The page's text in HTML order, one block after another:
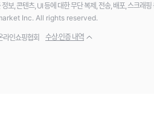
보, 콘텐츠, UI 등에 대한 무단 복제, 전송, 배포, 스크래
Inc. All rights reserved.
라인쇼핑협회 수상·인증 내역